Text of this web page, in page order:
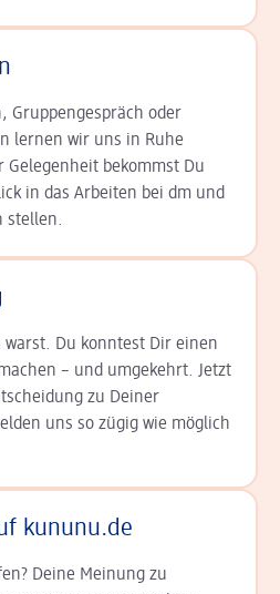
Grup­pen­gespräch oder
lernen wir uns in Ruhe
Gelegenheit bekommst Du
in das Arbeiten bei dm und
stellen.
warst. Du konntest Dir einen
– und umgekehrt. Jetzt
zu Deiner
uns so zügig wie möglich
kununu.de
Deine Meinung zu